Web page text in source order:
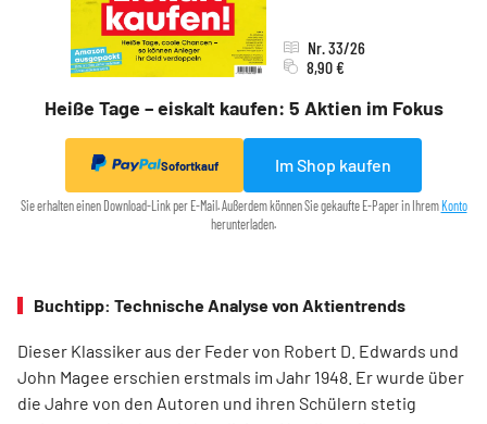
Heiße Tage – eiskalt kaufen: 5 Aktien im Fokus
Nr. 33/26
8,90 €
Sofortkauf Im Shop kaufen
Sie erhalten einen Download-Link per E-Mail. Außerdem können Sie gekaufte E-Paper in Ihrem Konto
herunterladen.
Buchtipp: Technische Analyse von Aktientrends
Dieser Klassiker aus der Feder von Robert D. Edwards und
John Magee erschien erstmals im Jahr 1948. Er wurde über
die Jahre von den Autoren und ihren Schülern stetig